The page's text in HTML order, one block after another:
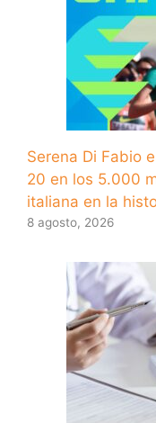
Serena Di Fabio
20 en los 5.000
italiana en la
8 agosto, 2026